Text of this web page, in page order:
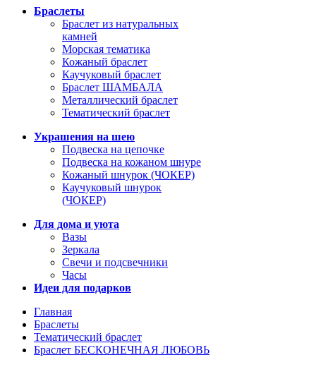
Браслеты
Браслет из натуральных
камней
Морская тематика
Кожаный браслет
Каучуковый браслет
Браслет ШАМБАЛА
Металлический браслет
Тематический браслет
Украшения на шею
Подвеска на цепочке
Подвеска на кожаном шнуре
Кожаный шнурок (ЧОКЕР)
Каучуковый шнурок
(ЧОКЕР)
Для дома и уюта
Вазы
Зеркала
Свечи и подсвечники
Часы
Идеи для подарков
Главная
Браслеты
Тематический браслет
Браслет БЕСКОНЕЧНАЯ ЛЮБОВЬ